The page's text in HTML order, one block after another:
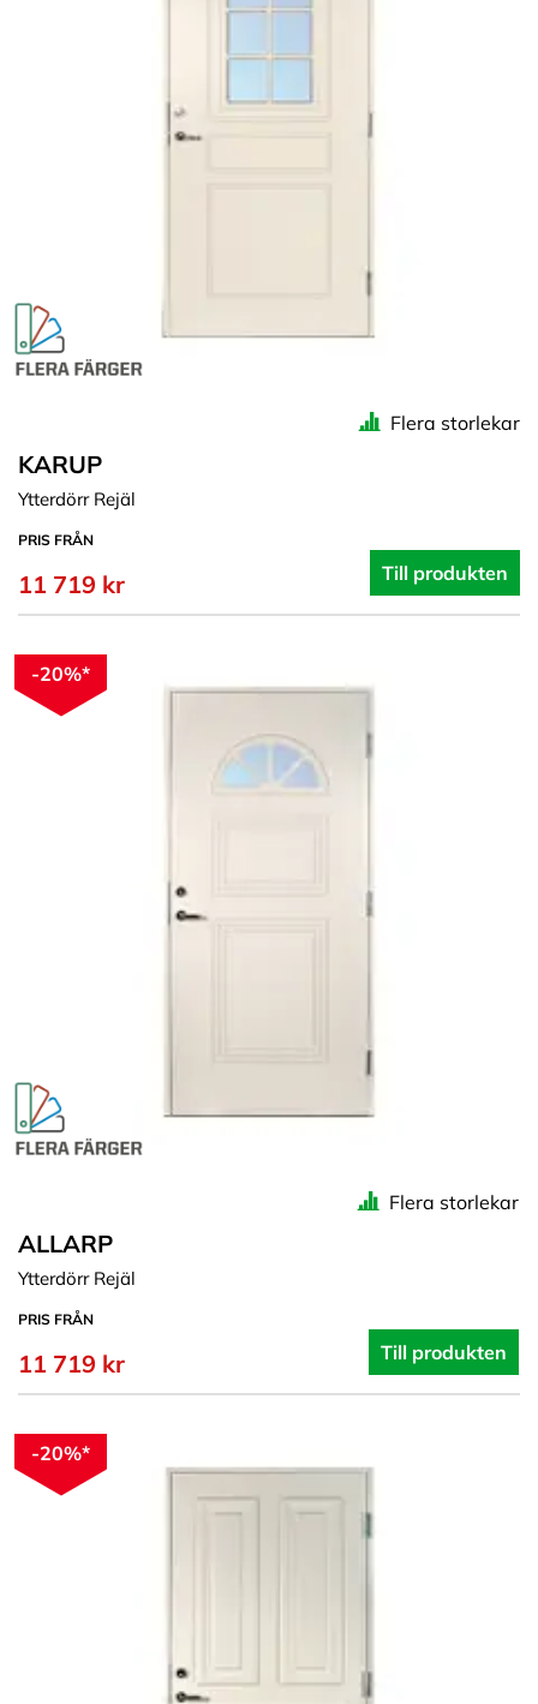
Flera storlekar
KARUP
Ytterdörr Rejäl
PRIS FRÅN
11 719 kr Till produkten
-20%*
Flera storlekar
ALLARP
Ytterdörr Rejäl
PRIS FRÅN
11 719 kr Till produkten
-20%*